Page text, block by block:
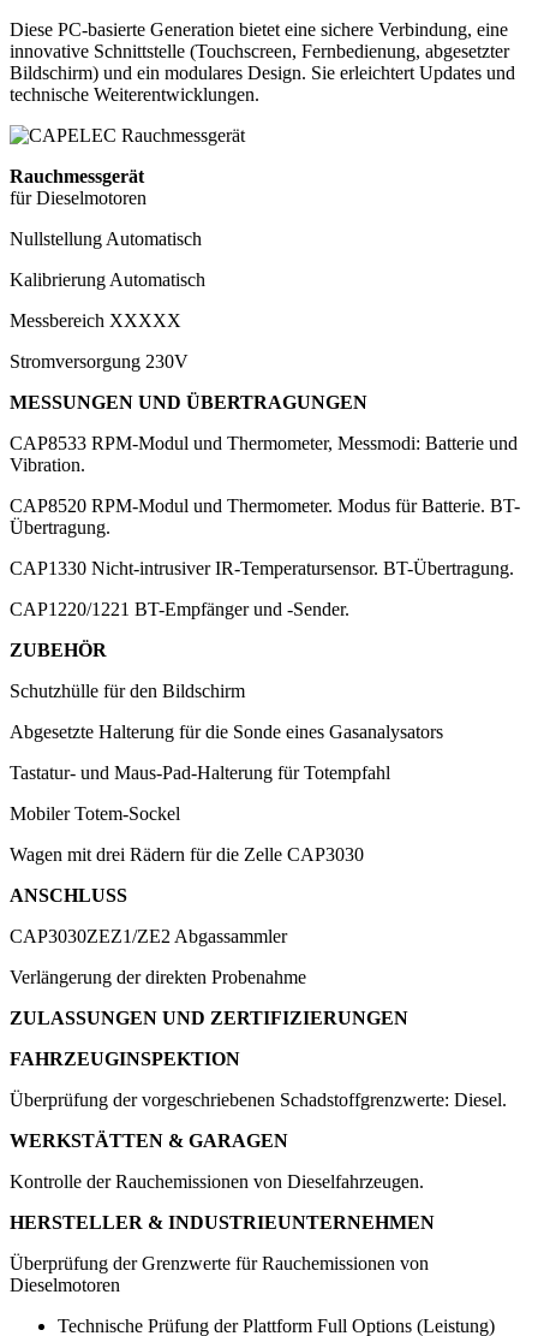
Diese PC-basierte Generation bietet eine sichere Verbindung, eine
innovative Schnittstelle (Touchscreen, Fernbedienung, abgesetzter
Bildschirm) und ein modulares Design. Sie erleichtert Updates und
technische Weiterentwicklungen.
Rauchmessgerät
für Dieselmotoren
Nullstellung Automatisch
Kalibrierung Automatisch
Messbereich XXXXX
Stromversorgung 230V
MESSUNGEN UND ÜBERTRAGUNGEN
CAP8533 RPM-Modul und Thermometer, Messmodi: Batterie und
Vibration.
CAP8520 RPM-Modul und Thermometer. Modus für Batterie. BT-
Übertragung.
CAP1330 Nicht-intrusiver IR-Temperatursensor. BT-Übertragung.
CAP1220/1221 BT-Empfänger und -Sender.
ZUBEHÖR
Schutzhülle für den Bildschirm
Abgesetzte Halterung für die Sonde eines Gasanalysators
Tastatur- und Maus-Pad-Halterung für Totempfahl
Mobiler Totem-Sockel
Wagen mit drei Rädern für die Zelle CAP3030
ANSCHLUSS
CAP3030ZEZ1/ZE2 Abgassammler
Verlängerung der direkten Probenahme
ZULASSUNGEN UND ZERTIFIZIERUNGEN
FAHRZEUGINSPEKTION
Überprüfung der vorgeschriebenen Schadstoffgrenzwerte: Diesel.
WERKSTÄTTEN & GARAGEN
Kontrolle der Rauchemissionen von Dieselfahrzeugen.
HERSTELLER & INDUSTRIEUNTERNEHMEN
Überprüfung der Grenzwerte für Rauchemissionen von
Dieselmotoren
Technische Prüfung der Plattform Full Options (Leistung)